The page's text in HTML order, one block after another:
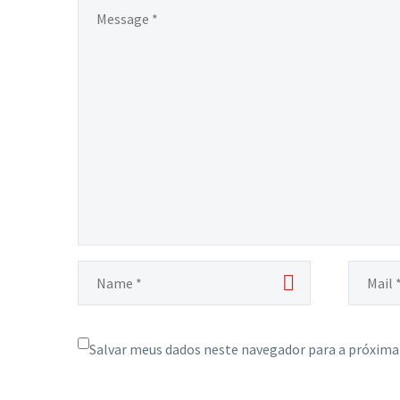
Salvar meus dados neste navegador para a